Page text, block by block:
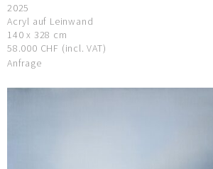
2025
Acryl auf Leinwand
140 x 328 cm
58.000 CHF (incl. VAT)
Anfrage